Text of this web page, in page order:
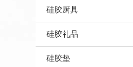
硅胶厨具
硅胶礼品
硅胶垫